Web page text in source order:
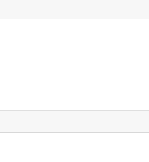
bija noderīga?